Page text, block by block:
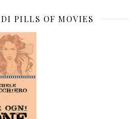
PILLS OF MOVIES